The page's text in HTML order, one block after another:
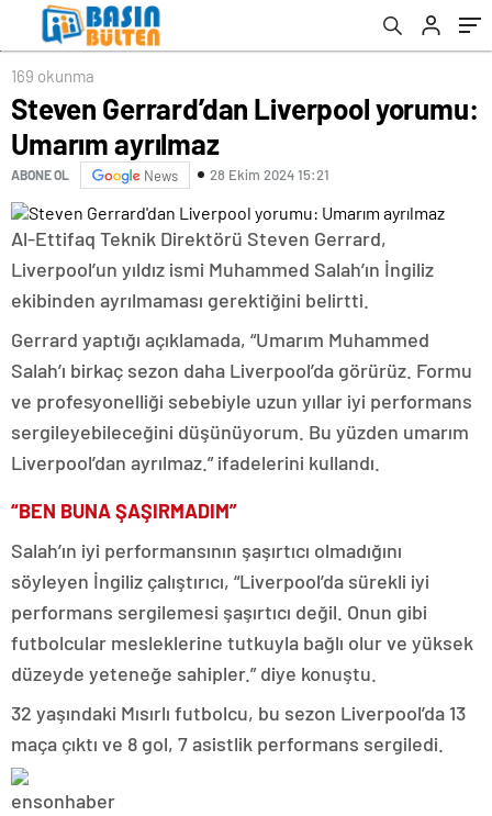
169 okunma
Steven Gerrard’dan Liverpool yorumu:
Umarım ayrılmaz
ABONE OL News 28 Ekim 2024 15:21
Al-Ettifaq Teknik Direktörü Steven Gerrard,
Liverpool’un yıldız ismi Muhammed Salah’ın İngiliz
ekibinden ayrılmaması gerektiğini belirtti.
Gerrard yaptığı açıklamada, “Umarım Muhammed
Salah’ı birkaç sezon daha Liverpool’da görürüz. Formu
ve profesyonelliği sebebiyle uzun yıllar iyi performans
sergileyebileceğini düşünüyorum. Bu yüzden umarım
Liverpool’dan ayrılmaz.” ifadelerini kullandı.
“BEN BUNA ŞAŞIRMADIM”
Salah’ın iyi performansının şaşırtıcı olmadığını
söyleyen İngiliz çalıştırıcı, “Liverpool’da sürekli iyi
performans sergilemesi şaşırtıcı değil. Onun gibi
futbolcular mesleklerine tutkuyla bağlı olur ve yüksek
düzeyde yeteneğe sahipler.” diye konuştu.
32 yaşındaki Mısırlı futbolcu, bu sezon Liverpool’da 13
maça çıktı ve 8 gol, 7 asistlik performans sergiledi.